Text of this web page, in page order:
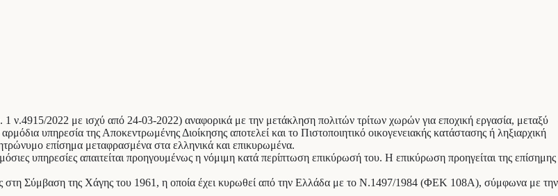
ν.4915/2022 με ισχύ από 24-03-2022) αναφορικά με την μετάκληση πολιτών τρίτων χωρών για εποχική εργασία, μεταξύ
υπηρεσία της Αποκεντρωμένης Διοίκησης αποτελεί και το Πιστοποιητικό οικογενειακής κατάστασης ή ληξιαρχική
επίσημα μεταφρασμένα στα ελληνικά και επικυρωμένα.
υπηρεσίες απαιτείται προηγουμένως η νόμιμη κατά περίπτωση επικύρωσή του. Η επικύρωση προηγείται της επίσημης
στη Σύμβαση της Χάγης του 1961, η οποία έχει κυρωθεί από την Ελλάδα με το Ν.1497/1984 (ΦΕΚ 108Α), σύμφωνα με την